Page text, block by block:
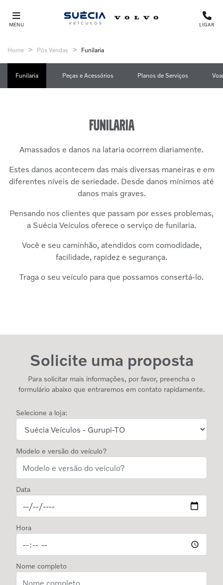
MENU LIGAR
Home Pós Vendas Funilaria
Peças e Acessórios Planos de Serviços
Funilaria
Funilaria
Amassados e danos na lataria ocorrem diariamente.
Estes danos acontecem das mais diversas maneiras e em
diferentes níveis de seriedade. Desde danos mínimos até
danos mais graves.
Pensando nos clientes que passam por esses problemas,
a Suécia Veículos oferece o serviço de funilaria.
Você e seu caminhão, atendidos com comodidade,
facilidade, rapidez e segurança.
Traga o seu veículo para que possamos consertá-lo.
Solicite uma proposta
Para solicitar mais informações, por favor, preencha o
formulário abaixo que entraremos em contato rapidamente.
Selecione a loja:
Modelo e versão do veículo?
Data
Hora
Nome completo